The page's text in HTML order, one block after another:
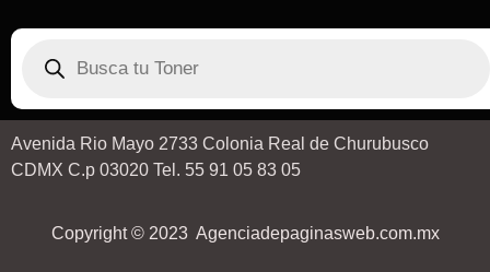
Avenida Rio Mayo 2733 Colonia Real de Churubusco
CDMX C.p 03020 Tel. 55 91 05 83 05
Copyright © 2023 Agenciadepaginasweb.com.mx